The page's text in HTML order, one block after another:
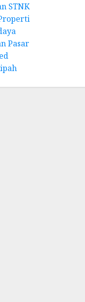
STNK
Pasar